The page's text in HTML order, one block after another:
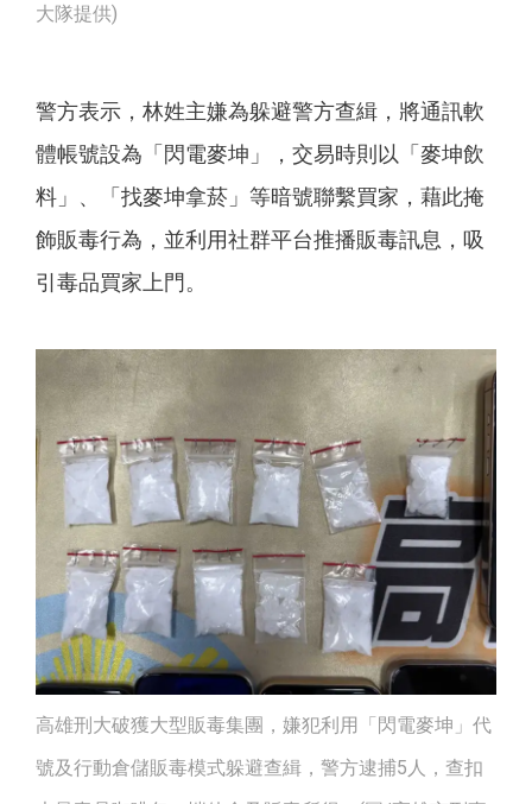
大隊提供)
警方表示，林姓主嫌為躲避警方查緝，將通訊軟
體帳號設為「閃電麥坤」，交易時則以「麥坤飲
料」、「找麥坤拿菸」等暗號聯繫買家，藉此掩
飾販毒行為，並利用社群平台推播販毒訊息，吸
引毒品買家上門。
高雄刑大破獲大型販毒集團，嫌犯利用「閃電麥坤」代
號及行動倉儲販毒模式躲避查緝，警方逮捕5人，查扣